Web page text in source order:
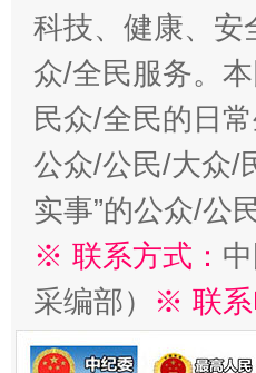
科技、健康、安
众/全民服务。
民众/全民的日
公众/公民/大众/
实事”的公众/公
※ 联系方式：
采编部） ※ 联系